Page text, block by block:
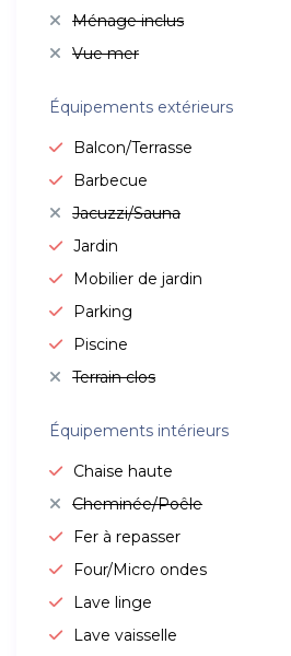
Ménage inclus
Vue mer
Équipements extérieurs
Balcon/Terrasse
Barbecue
Jacuzzi/Sauna
Jardin
Mobilier de jardin
Parking
Piscine
Terrain clos
Équipements intérieurs
Chaise haute
Cheminée/Poêle
Fer à repasser
Four/Micro ondes
Lave linge
Lave vaisselle